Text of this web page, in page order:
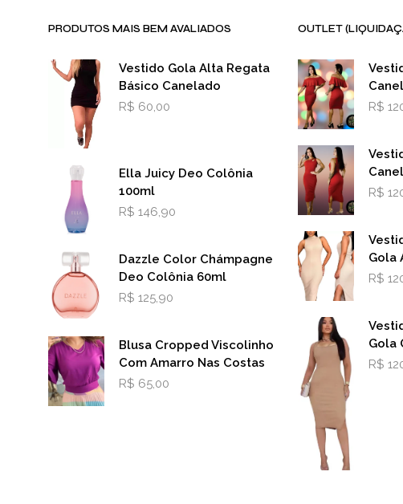
PRODUTOS MAIS BEM AVALIADOS
Vestido Gola Alta Regata
Básico Canelado
R$ 60,00
Ella Juicy Deo Colônia
100ml
R$ 146,90
Dazzle Color Chámpagne
Deo Colônia 60ml
R$ 125,90
Blusa Cropped Viscolinho
Com Amarro Nas Costas
R$ 65,00
OUTLET
R$
R$
Gola
R$
Gola
R$